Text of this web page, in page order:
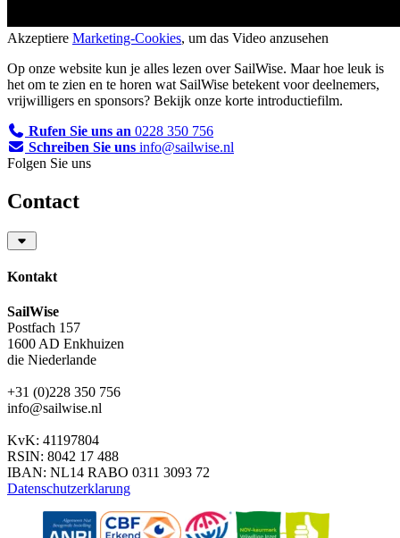
Akzeptiere Marketing-Cookies, um das Video anzusehen
Op onze website kun je alles lezen over SailWise. Maar hoe leuk is
het om te zien en te horen wat SailWise betekent voor deelnemers,
vrijwilligers en sponsors? Bekijk onze korte introductiefilm.
Rufen Sie uns an 0228 350 756
Schreiben Sie uns info@sailwise.nl
Folgen Sie uns
Contact
Kontakt
SailWise
Postfach 157
1600 AD Enkhuizen
die Niederlande
+31 (0)228 350 756
info@sailwise.nl
KvK: 41197804
RSIN: 8042 17 488
IBAN: NL14 RABO 0311 3093 72
Datenschutzerklarung